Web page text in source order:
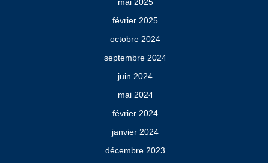
février 2025
octobre 2024
septembre 2024
juin 2024
mai 2024
février 2024
janvier 2024
décembre 2023